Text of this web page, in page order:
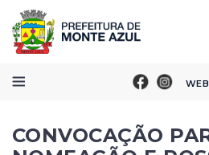
CONVOCAÇÃO